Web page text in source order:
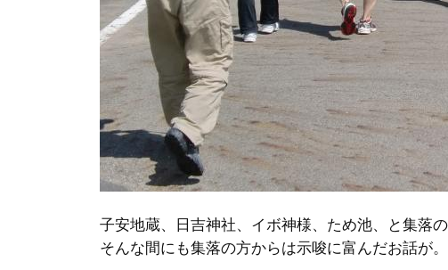
子安地蔵、日吉神社、イボ神様、ため池、と集落
そんな間にも集落の方からは示唆に富んだお話が。